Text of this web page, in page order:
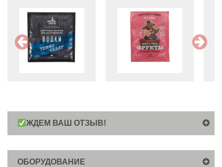
ЖДЕМ ВАШ ОТЗЫВ!
ОБОРУДОВАНИЕ